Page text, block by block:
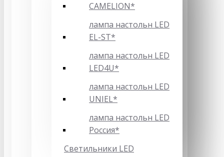
CAMELION*
лампа настольн LED
EL-ST*
лампа настольн LED
LED4U*
лампа настольн LED
UNIEL*
лампа настольн LED
Россия*
Светильники LED